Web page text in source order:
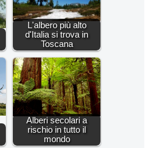
L'albero più alto
d'Italia si trova in
Toscana
Alberi secolari a
rischio in tutto il
mondo